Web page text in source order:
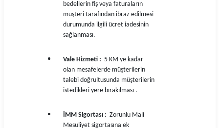
bedellerin fiş veya faturaların
müşteri tarafından ibraz edilmesi
durumunda ilgili ücret iadesinin
sağlanması.
Vale Hizmeti : 5 KM ye kadar
olan mesafelerde müşterilerin
talebi doğrultusunda müşterilerin
istedikleri yere bırakılması .
İMM Sigortası :Zorunlu Mali
Mesuliyet sigortasına ek